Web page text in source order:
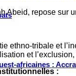
africaines : Accra
Abeid, repose sur
ethno-tribale et
et
: